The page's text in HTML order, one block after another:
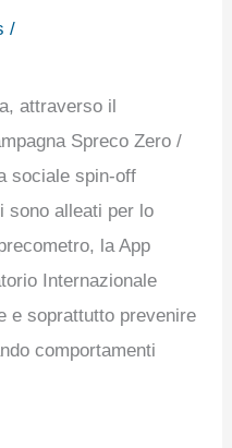
/
attraverso il
Spreco Zero /
sociale spin-off
sono alleati per lo
la App
Internazionale
e soprattutto prevenire
comportamenti